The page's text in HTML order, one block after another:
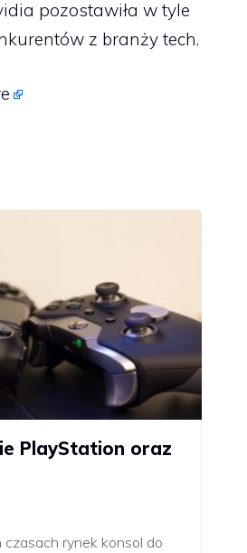
pozostawiła w tyle
z branży tech.
PlayStation oraz
rynek konsol do